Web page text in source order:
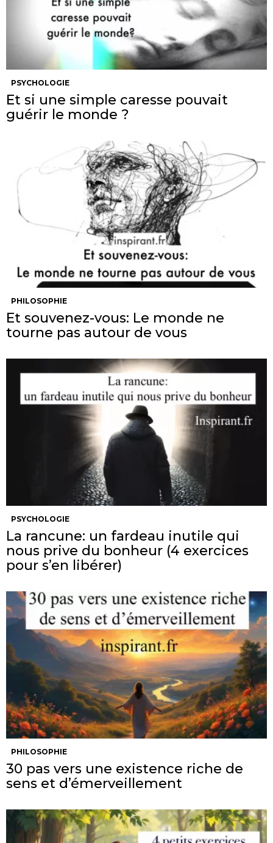
PSYCHOLOGIE
Et si une simple caresse pouvait
guérir le monde ?
PHILOSOPHIE
Et souvenez-vous: Le monde ne
tourne pas autour de vous
PSYCHOLOGIE
La rancune: un fardeau inutile qui
nous prive du bonheur (4 exercices
pour s’en libérer)
PHILOSOPHIE
30 pas vers une existence riche de
sens et d’émerveillement